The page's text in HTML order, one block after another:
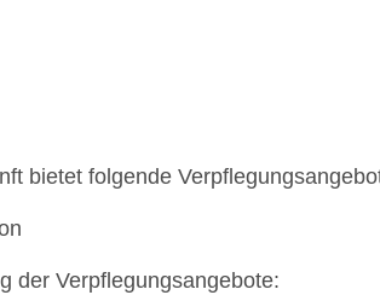
bietet folgende
der Verpflegungsangebote: